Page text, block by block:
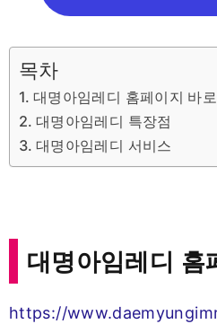
목차
대명아임레디 홈페이지 바
대명아임레디 특장점
대명아임레디 서비스
대명아임레디 홈
https://